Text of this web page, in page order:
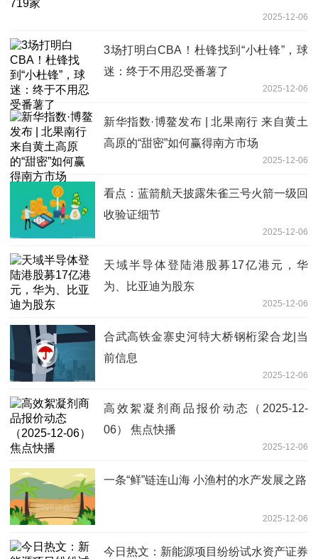
2025-12-06
3场打明白CBA！杜锋找到“小杜锋”，球
迷：终于不用忍受番薯了
2025-12-06
新华指数·博鳌发布 | 北果南行 来自黄土
高原的“甜密”如何赢得南方市场
2025-12-06
看点：蓝箭航天披露朱雀三号火箭一级回
收验证细节
2025-12-06
天域半导体登陆港股募17亿港元，华
为、比亚迪为股东
2025-12-06
合武高铁金寨史河特大桥钢桁梁合龙|当
前信息
2025-12-06
高效絮凝剂商品报价动态（2025-12-
06） 焦点快播
2025-12-06
一条“鲜”链连山海 小渔村的水产发展之路
2025-12-06
今日热文：新能源项目纷纷试水资产证券